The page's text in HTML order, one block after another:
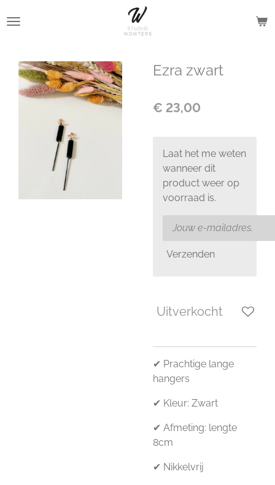
direct
hoofdinhoud
Ezra zwart
€ 23,00
Laat het me weten
wanneer dit
product weer op
voorraad is.
Verzenden
Uitverkocht
✔ Prachtige lange
hangers
✔ Kleur: Zwart
✔ Afmeting: lengte
8cm
✔ Nikkelvrij